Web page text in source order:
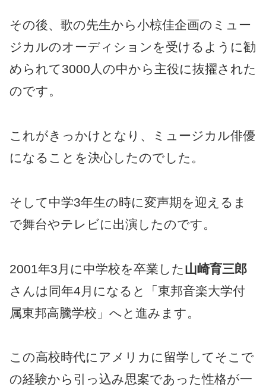
その後、歌の先生から小椋佳企画のミュー
ジカルのオーディションを受けるように勧
められて3000人の中から主役に抜擢された
のです。
これがきっかけとなり、ミュージカル俳優
になることを決心したのでした。
そして中学3年生の時に変声期を迎えるま
で舞台やテレビに出演したのです。
2001年3月に中学校を卒業した山崎育三郎
さんは同年4月になると「東邦音楽大学付
属東邦高騰学校」へと進みます。
この高校時代にアメリカに留学してそこで
の経験から引っ込み思案であった性格が一